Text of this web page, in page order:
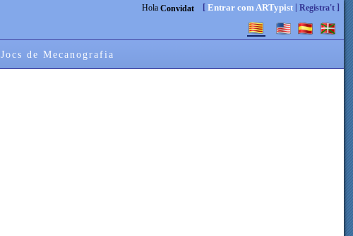
Hola Convidat [ Entrar com ARTypist| Registra't]
Jocs de Mecanografia